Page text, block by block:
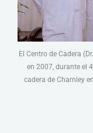
El Centro de Cadera
en 2007, durante el
cadera de Charnley